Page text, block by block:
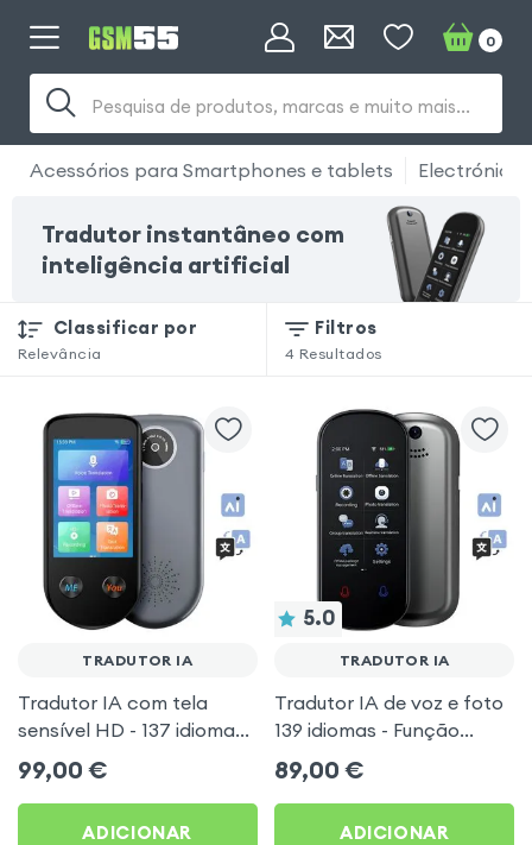
Pesquisa de produtos, marcas e muito mais...
0
Acessórios para Smartphones e tablets Electrónica
Tradutor instantâneo com
inteligência artificial
Classificar por
Relevância
Filtros
4 Resultados
TRADUTOR IA
Tradutor IA com tela
sensível HD - 137 idiomas
com tradução offline
99,00 €
ADICIONAR
5.0
TRADUTOR IA
Tradutor IA de voz e foto
139 idiomas - Função
offline - Ultracompacto
89,00 €
ADICIONAR